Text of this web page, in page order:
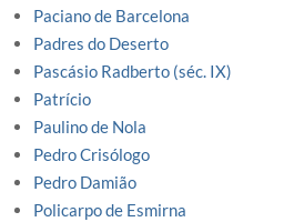
Paciano de Barcelona
Padres do Deserto
Pascásio Radberto (séc. IX)
Patrício
Paulino de Nola
Pedro Crisólogo
Pedro Damião
Policarpo de Esmirna